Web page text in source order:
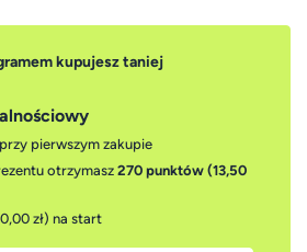
kupujesz taniej
pierwszym zakupie
otrzymasz 270 punktów (13,50
zł) na start